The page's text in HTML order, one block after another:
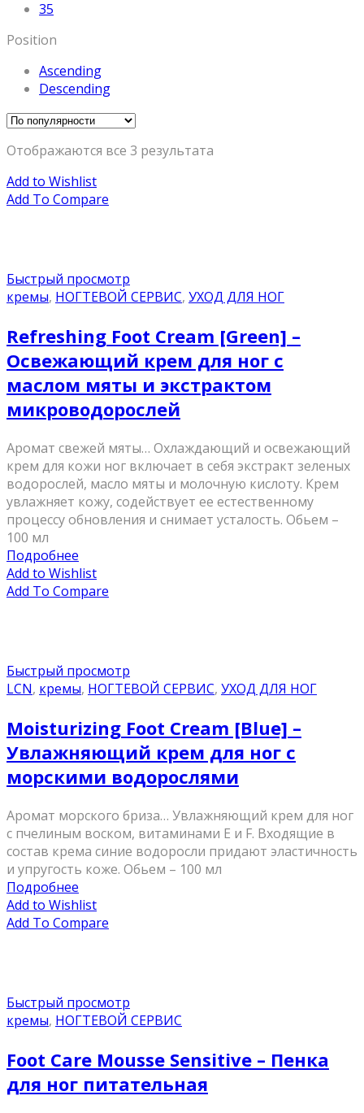
35
Position
Ascending
Descending
Отображаются все 3 результата
Add to Wishlist
Add To Compare
Быстрый просмотр
кремы, НОГТЕВОЙ СЕРВИС, УХОД ДЛЯ НОГ
Refreshing Foot Cream [Green] –
Освежающий крем для ног с
маслом мяты и экстрактом
микроводорослей
Аромат свежей мяты… Охлаждающий и освежающий
крем для кожи ног включает в себя экстракт зеленых
водорослей, масло мяты и молочную кислоту. Крем
увлажняет кожу, содействует ее естественному
процессу обновления и снимает усталость. Обьем –
100 мл
Подробнее
Add to Wishlist
Add To Compare
Быстрый просмотр
LCN, кремы, НОГТЕВОЙ СЕРВИС, УХОД ДЛЯ НОГ
Moisturizing Foot Cream [Blue] –
Увлажняющий крем для ног с
морскими водорослями
Аромат морского бриза… Увлажняющий крем для ног
с пчелиным воском, витаминами Е и F. Входящие в
состав крема синие водоросли придают эластичность
и упругость коже. Обьем – 100 мл
Подробнее
Add to Wishlist
Add To Compare
Быстрый просмотр
кремы, НОГТЕВОЙ СЕРВИС
Foot Care Mousse Sensitive – Пенка
для ног питательная